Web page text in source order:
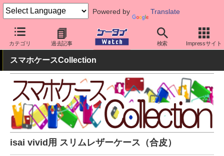
Powered by Translate
カテゴリ 過去記事 検索 Impressサイト
ケータイ Watch 周辺機器/アクセサリー スマホケース
スマホケースCollection
isai vivid用 スリムレザーケース（合皮）